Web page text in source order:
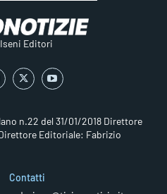
Editori
n.22 del 31/01/2018 Direttore
Editoriale: Fabrizio
Contatti